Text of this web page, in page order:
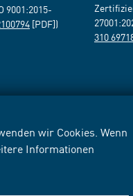
wir Cookies. Wenn
Informationen
9001:2015-
[PDF])
310